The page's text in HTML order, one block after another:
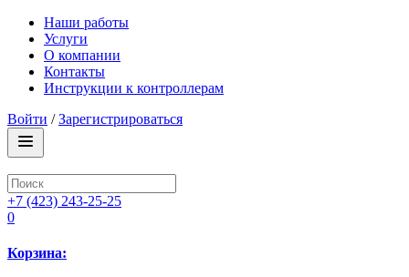
Наши работы
Услуги
О компании
Контакты
Инструкции к контроллерам
Войти /Зарегистрироваться
+7 (423) 243-25-25
0
Корзина: